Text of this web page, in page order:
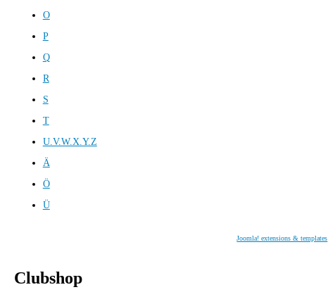
O
P
Q
R
S
T
U.V.W.X.Y.Z
Ä
Ö
Ü
Joomla! extensions & templates
Clubshop